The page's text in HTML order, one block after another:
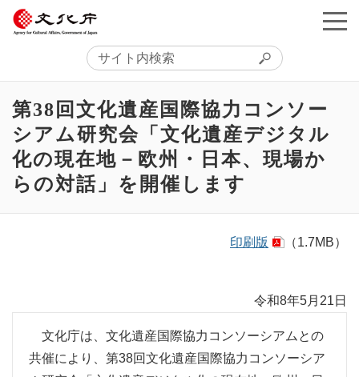
第38回文化遺産国際協力コンソー
シアム研究会「文化遺産デジタル
化の現在地－欧州・日本、現場か
らの対話」を開催します
印刷版 （1.7MB）
令和8年5月21日
文化庁は、文化遺産国際協力コンソーシアムとの
共催により、第38回文化遺産国際協力コンソーシア